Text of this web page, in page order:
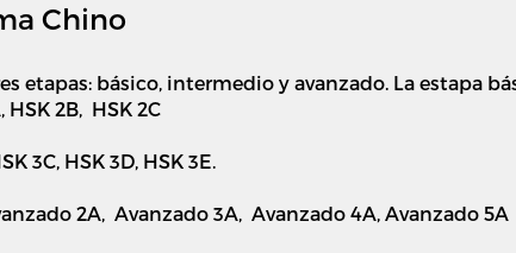
Chino
etapas: básico, intermedio y avanzado. La estapa
HSK 2B, HSK 2C
3C, HSK 3D, HSK 3E.
2A, Avanzado 3A, Avanzado 4A, Avanzado 5A